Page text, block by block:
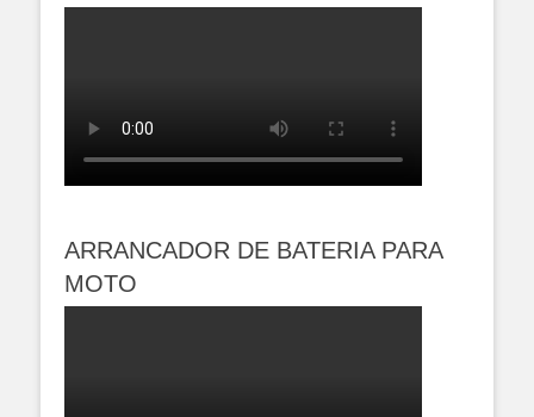
ARRANCADOR DE BATERIA PARA
MOTO